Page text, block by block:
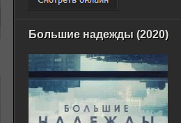
Большие надежды (2020)